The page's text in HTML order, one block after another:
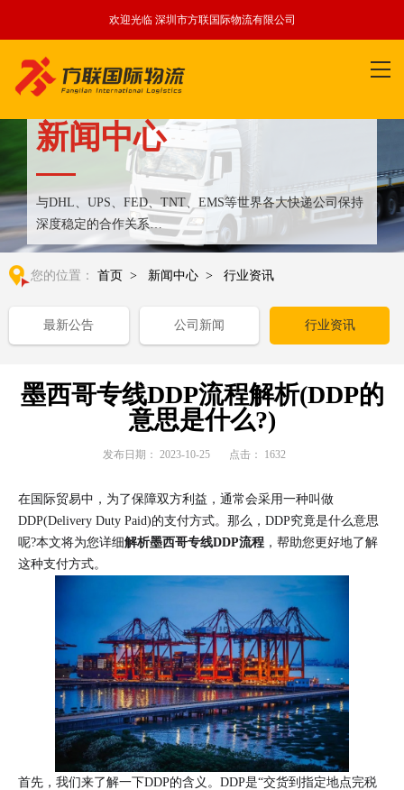
欢迎光临 深圳市方联国际物流有限公司
新闻中心
与DHL、UPS、FED、TNT、EMS等世界各大快递公司保持
深度稳定的合作关系
整合全球优质物流运输资源,满足国内外客户更多个性化需求
您的位置： 首页 > 新闻中心 > 行业资讯
最新公告 公司新闻 行业资讯
墨西哥专线DDP流程解析(DDP的
意思是什么?)
发布日期： 2023-10-25 点击： 1632
在国际贸易中，为了保障双方利益，通常会采用一种叫做
DDP(Delivery Duty Paid)的支付方式。那么，DDP究竟是什么意思
呢?本文将为您详细解析墨西哥专线DDP流程 ，帮助您更好地了解
这种支付方式。
首先，我们来了解一下DDP的含义。DDP是“交货到指定地点完税